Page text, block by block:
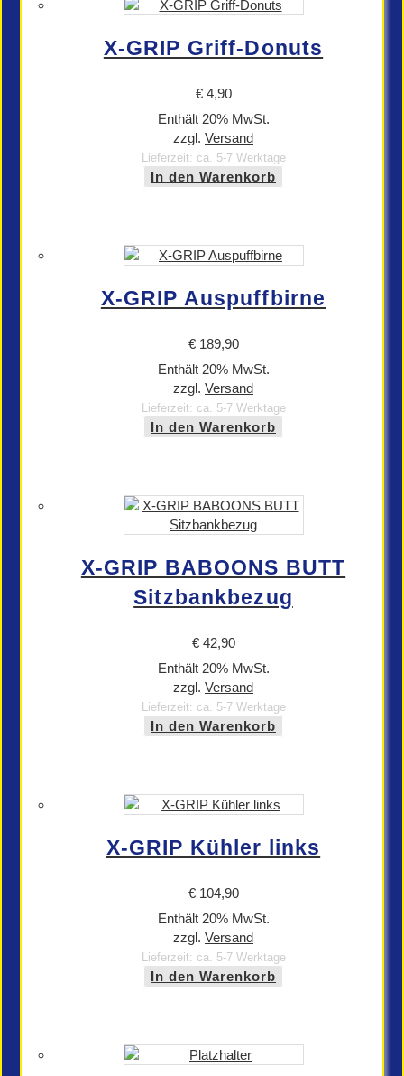
X-GRIP Griff-Donuts
€4,90
Enthält 20% MwSt.
zzgl. Versand
Lieferzeit: ca. 5-7 Werktage
In den Warenkorb
X-GRIP Auspuffbirne
€189,90
Enthält 20% MwSt.
zzgl. Versand
Lieferzeit: ca. 5-7 Werktage
In den Warenkorb
X-GRIP BABOONS BUTT
Sitzbankbezug
€42,90
Enthält 20% MwSt.
zzgl. Versand
Lieferzeit: ca. 5-7 Werktage
In den Warenkorb
X-GRIP Kühler links
€104,90
Enthält 20% MwSt.
zzgl. Versand
Lieferzeit: ca. 5-7 Werktage
In den Warenkorb